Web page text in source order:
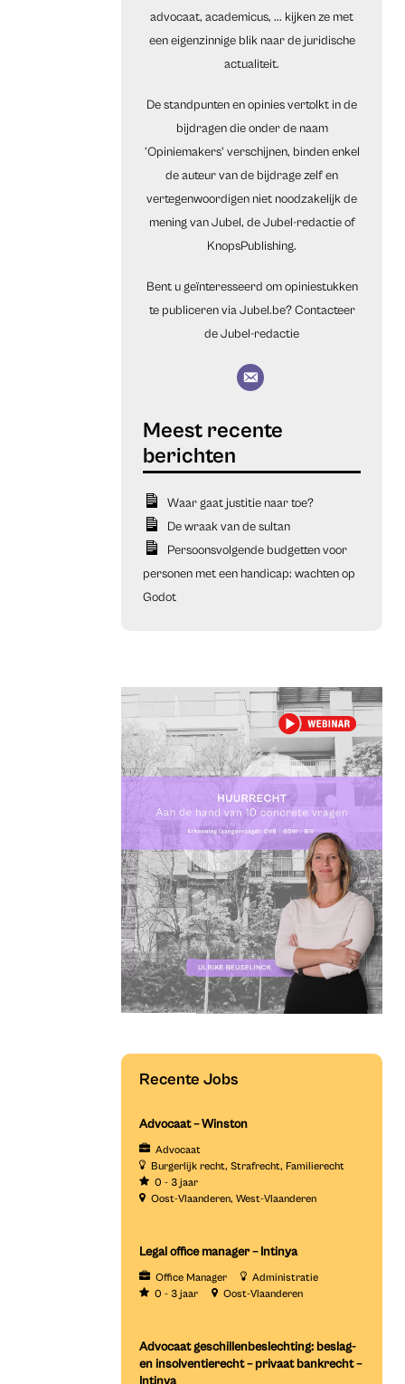
advocaat, academicus, ... kijken ze met
een eigenzinnige blik naar de juridische
actualiteit.
De standpunten en opinies vertolkt in de
bijdragen die onder de naam
'Opiniemakers' verschijnen, binden enkel
de auteur van de bijdrage zelf en
vertegenwoordigen niet noodzakelijk de
mening van Jubel, de Jubel-redactie of
KnopsPublishing.
Bent u geïnteresseerd om opiniestukken
te publiceren via Jubel.be?Contacteer
de Jubel-redactie
Waar gaat justitie naar toe?
De wraak van de sultan
Persoonsvolgende budgetten voor
personen met een handicap: wachten op
Godot
Recente Jobs
Advocaat – Winston
Advocaat
Burgerlijk recht Strafrecht Familierecht
0 - 3 jaar
Oost-Vlaanderen West-Vlaanderen
Legal office manager – Intinya
Office Manager
Administratie
0 - 3 jaar
Oost-Vlaanderen
Advocaat geschillenbeslechting: beslag-
en insolventierecht – privaat bankrecht –
Intinya